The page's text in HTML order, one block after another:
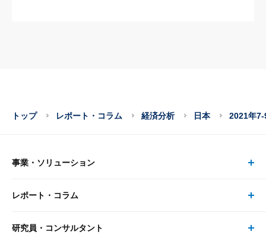
トップ レポート・コラム 経済分析 日本 2021年7-
事業・ソリューション
事業・ソリューション トップ
リサーチ
レポート・コラム
レポート・コラム トップ
研究員・コンサルタント